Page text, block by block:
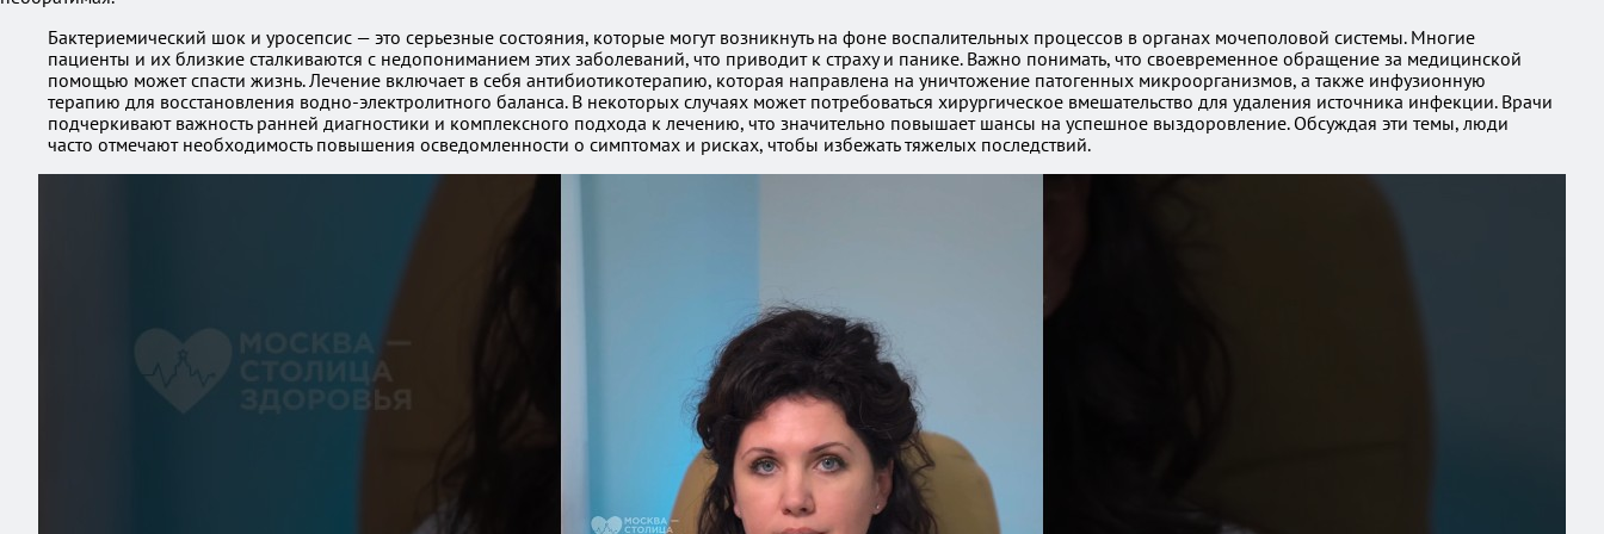
Бактериемический шок и уросепсис — это серьезные состояния, которые могут возникнуть на фоне воспалительных процессов в органах мочеполовой системы. Многие
пациенты и их близкие сталкиваются с недопониманием этих заболеваний, что приводит к страху и панике. Важно понимать, что своевременное обращение за медицинской
помощью может спасти жизнь. Лечение включает в себя антибиотикотерапию, которая направлена на уничтожение патогенных микроорганизмов, а также инфузионную
терапию для восстановления водно-электролитного баланса. В некоторых случаях может потребоваться хирургическое вмешательство для удаления источника инфекции. Врачи
подчеркивают важность ранней диагностики и комплексного подхода к лечению, что значительно повышает шансы на успешное выздоровление. Обсуждая эти темы, люди
часто отмечают необходимость повышения осведомленности о симптомах и рисках, чтобы избежать тяжелых последствий.